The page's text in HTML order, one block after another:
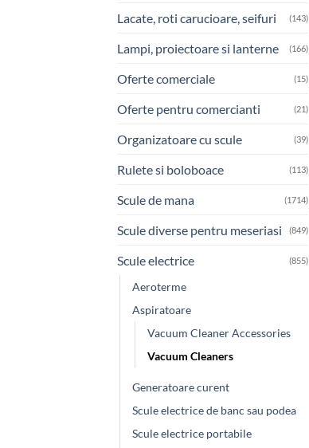
Lacate, roti carucioare, seifuri (143)
Lampi, proiectoare si lanterne (166)
Oferte comerciale (15)
Oferte pentru comercianti (21)
Organizatoare cu scule (39)
Rulete si boloboace (113)
Scule de mana (1714)
Scule diverse pentru meseriasi (849)
Scule electrice (855)
Aeroterme
Aspiratoare
Vacuum Cleaner Accessories
Vacuum Cleaners
Generatoare curent
Scule electrice de banc sau podea
Scule electrice portabile